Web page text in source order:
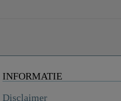
INFORMATIE
Disclaimer